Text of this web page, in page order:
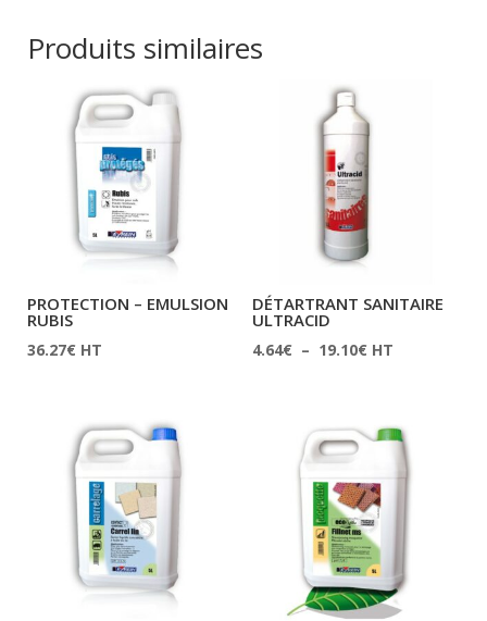
Produits similaires
PROTECTION – EMULSION
RUBIS
36.27€ HT
DÉTARTRANT SANITAIRE
ULTRACID
4.64€ – 19.10€Plage
4.64€
19.10€
HT